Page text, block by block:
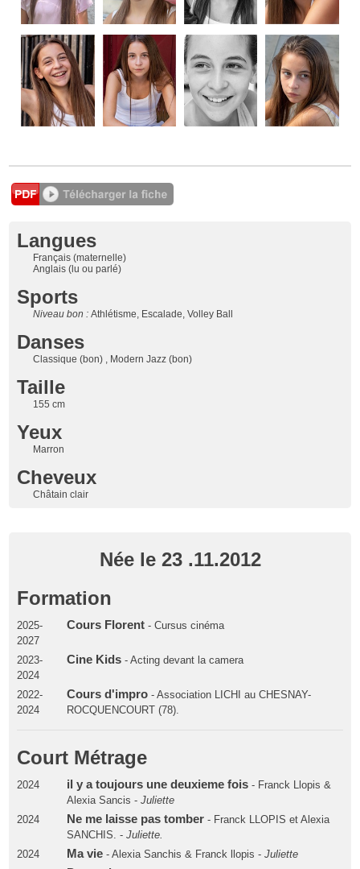
Langues
Français (maternelle)
Anglais (lu ou parlé)
Sports
Niveau bon :Athlétisme, Escalade, Volley Ball
Danses
Classique (bon) , Modern Jazz (bon)
Taille
155 cm
Yeux
Marron
Cheveux
Châtain clair
Née le 23 .11.2012
Formation
2025-
2027
Cours Florent- Cursus cinéma
2023-
2024
Cine Kids- Acting devant la camera
2022-
2024
Cours d'impro- Association LICHI au CHESNAY-
ROCQUENCOURT (78).
Court Métrage
2024 il y a toujours une deuxieme fois- Franck Llopis &
Alexia Sancis - Juliette
2024
Ne me laisse pas tomber- Franck LLOPIS et Alexia
SANCHIS. - Juliette.
2024
Ma vie- Alexia Sanchis & Franck llopis - Juliette